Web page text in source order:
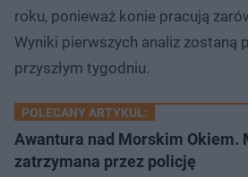
roku, ponieważ konie pracują
Wyniki pierwszych analiz zostaną
przyszłym tygodniu.
POLECANY ARTYKUŁ:
Awantura nad Morskim Okiem.
zatrzymana przez policję